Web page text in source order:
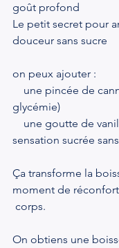
goût profond
Le petit secret pour
douceur sans sucre
on peux ajouter :
une pincée de
glycémie)
une goutte de
sensation sucrée
Ça transforme la
moment de
corps.
On obtiens une